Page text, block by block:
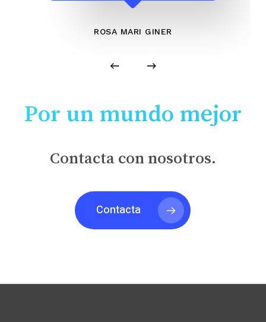
ROSA MARI GINER
Por un mundo mejor
Contacta con nosotros.
Contacta